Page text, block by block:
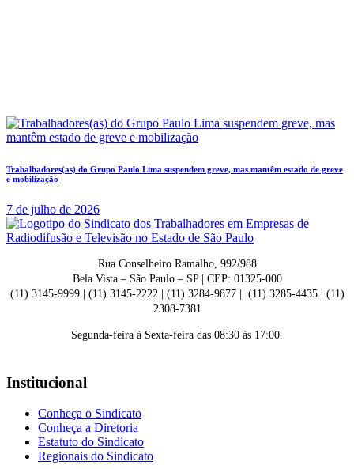
Trabalhadores(as) do Grupo Paulo Lima suspendem greve, mas mantêm estado de greve
e mobilização
7 de julho de 2026
Rua Conselheiro Ramalho, 992/988
Bela Vista – São Paulo – SP | CEP: 01325-000
(11) 3145-9999 | (11) 3145-2222 | (11) 3284-9877 | (11) 3285-4435 | (11)
2308-7381
Segunda-feira à Sexta-feira das 08:30 às 17:00.
Institucional
Conheça o Sindicato
Conheça a Diretoria
Estatuto do Sindicato
Regionais do Sindicato